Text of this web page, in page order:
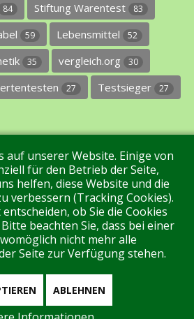
84 Stiftung Warentest 83
59 Lebensmittel 52
35 vergleich.org 30
27 Testsieger 27
Über uns Kontakt
uns! Login
auf unserer Website. Einige von
für den Betrieb der Seite,
helfen, diese Website und die
verbessern (Tracking Cookies).
ob Sie die Cookies
beachten Sie, dass bei einer
nicht mehr alle
Seite zur Verfügung stehen.
ABLEHNEN